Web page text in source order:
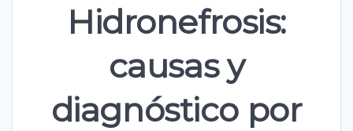
Hidronefrosis:
causas y
diagnóstico por